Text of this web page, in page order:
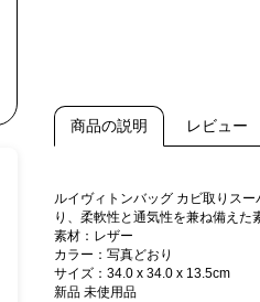
商品の説明 レビュー
ルイヴィトンバッグ カビ取りス
り、柔軟性と通気性を兼ね備えた
素材：レザー
カラー：写真どおり
サイズ：34.0 x 34.0 x 13.5cm
新品 未使用品